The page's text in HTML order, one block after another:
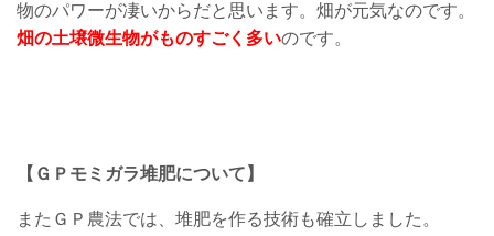
物のパワーが凄いからだと思います。畑が元気なのです。
畑の土壌微生物がものすごく多いのです。
【ＧＰモミガラ堆肥について】
またＧＰ農法では、堆肥を作る技術も確立しました。